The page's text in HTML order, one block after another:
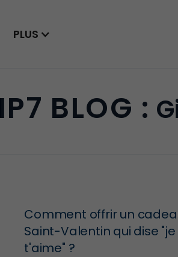
PLUS
BLOG :
Comment offrir un
Saint-Valentin qui dise "je
t'aime" ?